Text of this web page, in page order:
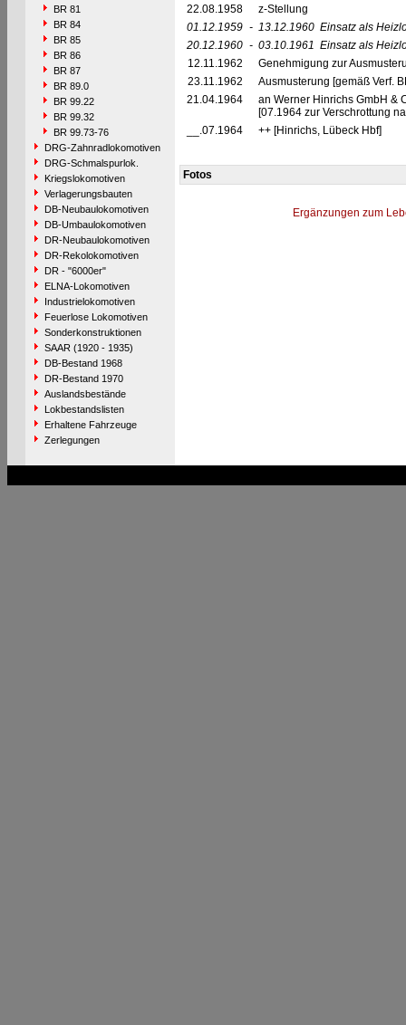
BR 81
BR 84
BR 85
BR 86
BR 87
BR 89.0
BR 99.22
BR 99.32
BR 99.73-76
DRG-Zahnradlokomotiven
DRG-Schmalspurlok.
Kriegslokomotiven
Verlagerungsbauten
DB-Neubaulokomotiven
DB-Umbaulokomotiven
DR-Neubaulokomotiven
DR-Rekolokomotiven
DR - "6000er"
ELNA-Lokomotiven
Industrielokomotiven
Feuerlose Lokomotiven
Sonderkonstruktionen
SAAR (1920 - 1935)
DB-Bestand 1968
DR-Bestand 1970
Auslandsbestände
Lokbestandslisten
Erhaltene Fahrzeuge
Zerlegungen
22.08.1958
z-Stellung
01.12.1959 - 13.12.1960 Einsatz als
20.12.1960 - 03.10.1961 Einsatz als
12.11.1962
Genehmigung zur
23.11.1962
Ausmusterung [gemäß Verf.
21.04.1964
an Werner Hinrichs GmbH &
[07.1964 zur Verschrottung
__.07.1964
++ [Hinrichs, Lübeck Hbf]
Fotos
Ergänzungen zum